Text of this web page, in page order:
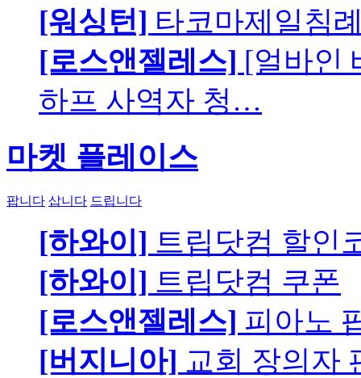
[워싱턴] 타코마제일침
[로스앤젤레스] [얼바인
하프 사역자 청…
마켓 플레이스
팝니다 삽니다 드립니다
[하와이] 트립닷컴 할인
[하와이] 트립닷컴 쿠폰
[로스앤젤레스] 피아노
[버지니아] 교회 장의자